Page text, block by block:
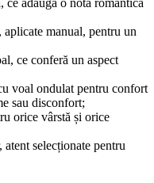
aplicate manual, pentru un
ce conferă un aspect
voal ondulat pentru confort
sau disconfort;
orice vârstă și orice
selecționate pentru